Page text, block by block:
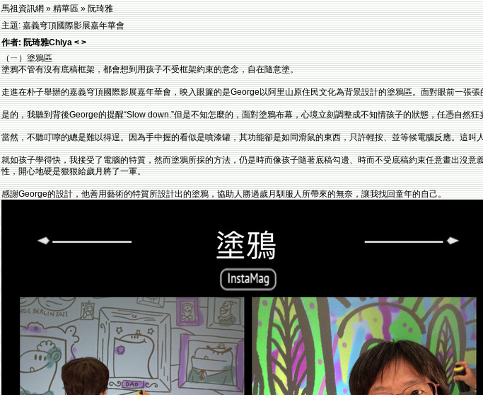
馬祖資訊網 » 精華區 » 阮琦雅
主題: 嘉義穹頂國際影展嘉年華會
作者: 阮琦雅Chiya < >
（ㄧ）塗鴉區
塗鴉不管有沒有底稿框架，都會想到用孩子不受框架約束的意念，自在隨意塗。
走進在朴子舉辦的嘉義穹頂國際影展嘉年華會，映入眼簾的是George以阿里山原住民文化為背景設計的塗鴉區。面對眼前一張
是的，我聽到背後George的提醒“Slow down.”但是不知怎麼的，面對塗鴉布幕，心境立刻調整成不知情孩子的狀態，任憑自然
當然，不聽叮嚀的總是難以得逞。因為手中握的看似是噴漆罐，其功能卻是如同滑鼠的東西，只許輕按、並等候電腦反應。這叫
就如孩子學得快，我接受了電腦的特質，然而塗鴉所採的方法，仍是時而像孩子隨著底稿勾邊、時而不受底稿約束任意畫出沒
性，開心地硬是狠狠給歲月將了一軍。
感謝George的設計，他善用藝術的特質所設計出的塗鴉，協助人勝過歲月馴服人所帶來的無奈，讓我找回童年的自己。